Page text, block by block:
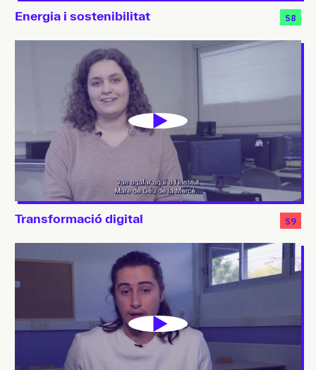
Energia i sostenibilitat S8
Transformació digital S9